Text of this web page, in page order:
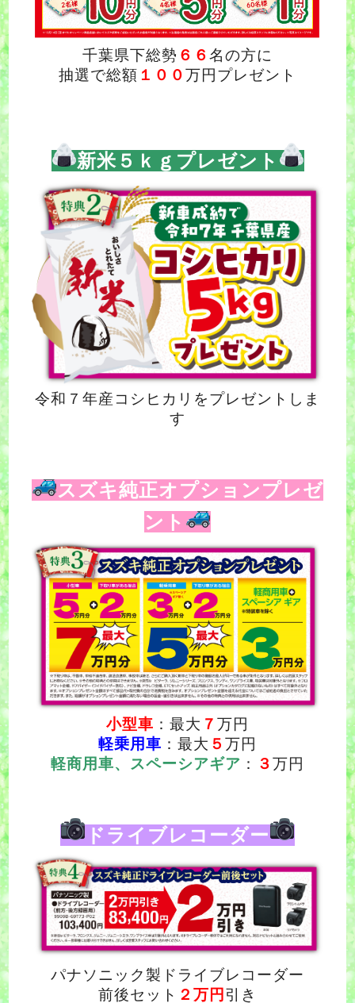
千葉県下総勢 ６６ 名の方に
抽選で総額 １００万円プレゼント
新米５ｋｇプレゼント
令和７年産コシヒカリをプレゼントしま
す
スズキ純正オプションプレゼ
ント
小型車 ：最大 ７ 万円
軽乗用車 ：最大 ５ 万円
軽商用車、スペーシアギア ： ３万円
ドライブレコーダー
パナソニック製ドライブレコーダー
前後セット ２万円 引き